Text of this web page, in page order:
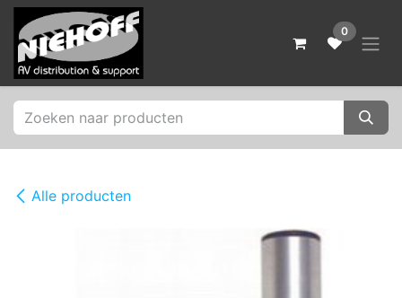
Overslaan naar inhoud
0
Alle producten